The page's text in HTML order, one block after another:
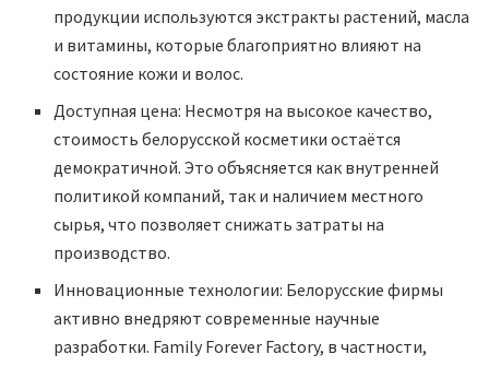
продукции используются экстракты растений, масла
и витамины, которые благоприятно влияют на
состояние кожи и волос.
Доступная цена: Несмотря на высокое качество,
стоимость белорусской косметики остаётся
демократичной. Это объясняется как внутренней
политикой компаний, так и наличием местного
сырья, что позволяет снижать затраты на
производство.
Инновационные технологии: Белорусские фирмы
активно внедряют современные научные
разработки. Family Forever Factory, в частности,